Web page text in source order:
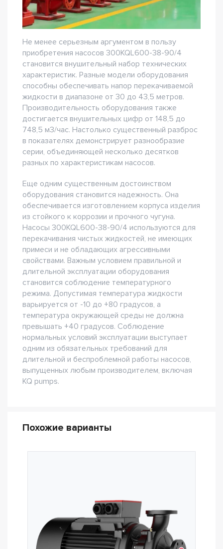
Не менее серьезным аргументом в пользу
приобретения насосов 300KQL600-38-90/4
становится внушительный набор технических
характеристик. Разные модели оборудования
способны обеспечивать напор перекачиваемой
жидкости в диапазоне от 30 до 43,5 метров.
Производительность оборудования также
достигается внушительных цифр от 148,5 до
748,5 м3/час. Настолько существенный разброс
в показателях демонстрирует разнообразие
серии, объединяющей несколько десятков
разных по характеристикам насосов.
Еще одним существенным достоинством
оборудования становится надежность. Она
обеспечивается изготовлением корпуса изделия
из стойкого к коррозии и прочного чугуна.
Насосы 300KQL600-38-90/4 используются для
перекачивания чистых жидкостей, не имеющих
примеси и не обладающих агрессивными
свойствами. Важным условием правильной и
длительной эксплуатации оборудования
становится соблюдение температурного
режима. Допустимая температура жидкости
варьируется от -10 до +80 градусов, а
температура окружающей среды не должна
превышать +40 градусов. Соблюдение
нормальных условий эксплуатации выступает
одним из обязательных требований для
длительной и беспроблемной работы насосов,
выпущенных любым производителем, включая
KQ pumps.
Похожие варианты